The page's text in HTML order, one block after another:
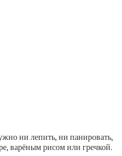
ни лепить, ни панировать,
варёным рисом или гречкой.